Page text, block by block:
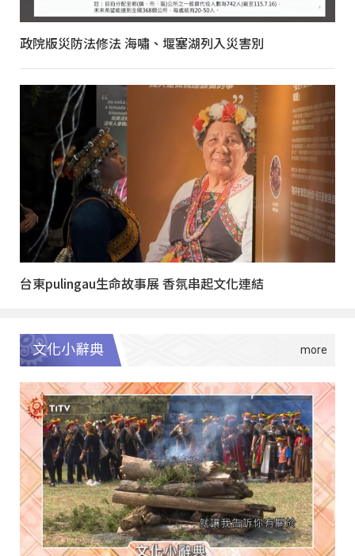
政院版災防法修法 海嘯、堰塞湖列入災害別
台東pulingau生命故事展 香氛串起文化連結
文化小辭典